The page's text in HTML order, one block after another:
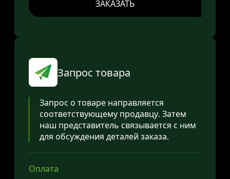
ЗАКАЗАТЬ
Запрос товара
Запрос о товаре направляется
соответствующему продавцу. Затем
наш представитель связывается с ним
для обсуждения деталей заказа.
Оплата